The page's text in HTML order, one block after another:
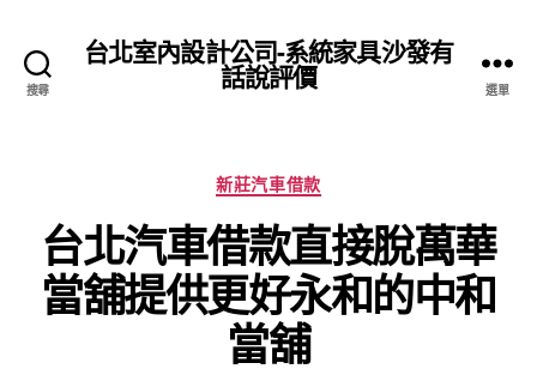
搜尋
台北室內設計公司-系統家具沙發有
話說評價 選單
分
類
新莊汽車借款
台北汽車借款直接脫萬華
當舖提供更好永和的中和
當舖